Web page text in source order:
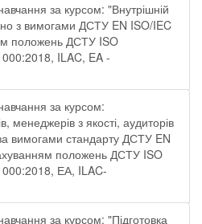
за курсом: "Внутрішній
з вимогами ДСТУ EN ISO/IEC
положень ДСТУ ISO
ILAC, EA -
за курсом:
менеджерів з якості, аудиторів
вимогами стандарту ДСТУ EN
положень ДСТУ ISO
ЕА, ILAC-
за курсом: "Підготовка